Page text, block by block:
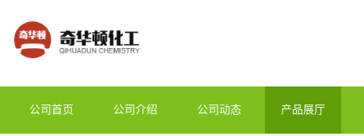
公司首页 公司介绍 公司动态 产品展厅